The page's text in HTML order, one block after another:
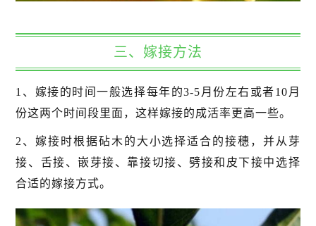
三、嫁接方法
1、嫁接的时间一般选择每年的3-5月份左右或者10月
份这两个时间段里面，这样嫁接的成活率更高一些。
2、嫁接时根据砧木的大小选择适合的接穗，并从芽
接、舌接、嵌芽接、靠接切接、劈接和皮下接中选择
合适的嫁接方式。